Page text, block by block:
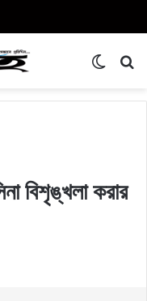
বিশৃঙ্খলা করার